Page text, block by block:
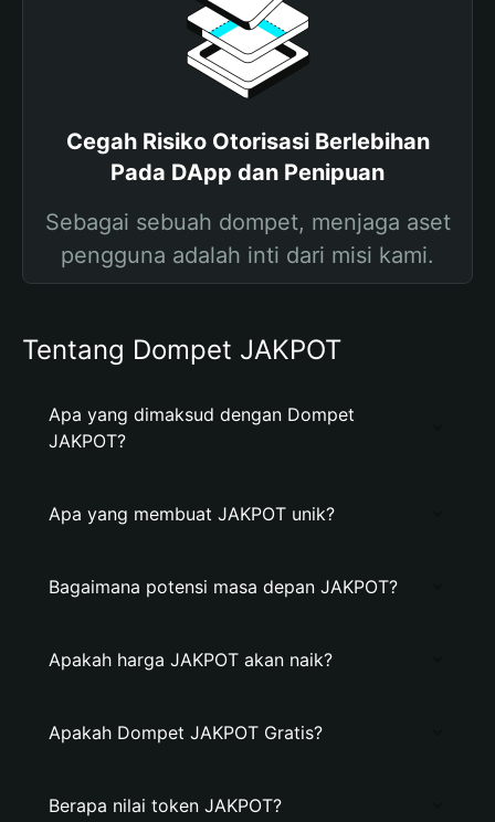
Cegah Risiko Otorisasi Berlebihan
Pada DApp dan Penipuan
Sebagai sebuah dompet, menjaga aset
pengguna adalah inti dari misi kami.
Tentang Dompet JAKPOT
Apa yang dimaksud dengan Dompet
JAKPOT?
Apa yang membuat JAKPOT unik?
Bagaimana potensi masa depan JAKPOT?
Apakah harga JAKPOT akan naik?
Apakah Dompet JAKPOT Gratis?
Berapa nilai token JAKPOT?